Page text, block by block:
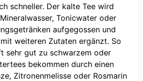
schneller. Der kalte Tee wird
Tonicwater oder
aufgegossen und
weiteren Zutaten ergänzt. So
sehr gut zu schwarzem oder
bekommen durch einen
Zitronenmelisse oder Rosmarin